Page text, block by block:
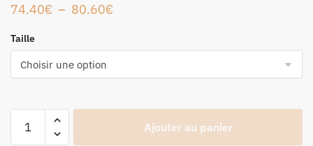
74.40€ – 80.60€
Taille
Ajouter au panier